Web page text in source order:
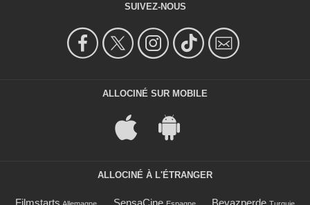
SUIVEZ-NOUS
ALLOCINÉ SUR MOBILE
ALLOCINÉ À L'ÉTRANGER
Filmstarts Allemagne SensaCine Espagne Beyazperde Turquie